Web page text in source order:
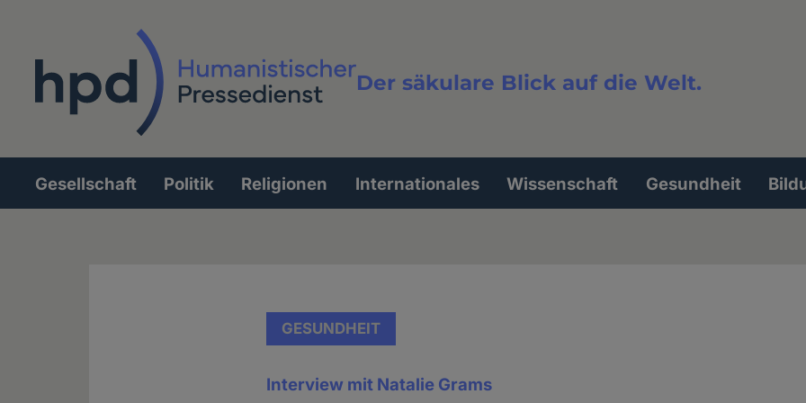
Der säkulare Blick auf die Welt.
Volltextsuche
Hauptnavigation
Gesellschaft Politik Religionen Internationales Wissenschaft Gesundheit
GESUNDHEIT
Interview mit Natalie Grams